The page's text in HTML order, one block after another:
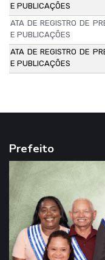
E PUBLICAÇÕES
ATA DE REGISTRO DE
E PUBLICAÇÕES
ATA DE REGISTRO DE
E PUBLICAÇÕES
Prefeito